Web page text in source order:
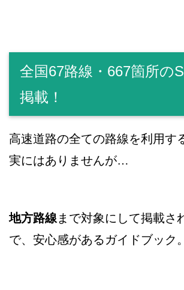
全国67路線・667箇所の
掲載！
高速道路の全ての路線を利用す
実にはありませんが…
地方路線 まで対象にして掲載さ
で、安心感があるガイドブック。